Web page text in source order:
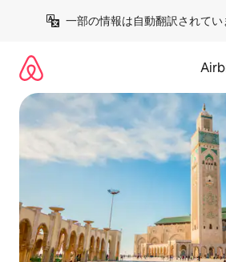
一部の情報は自動翻訳されてい